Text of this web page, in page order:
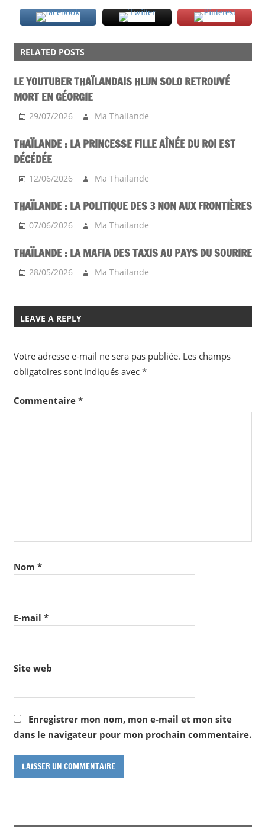
RELATED POSTS
LE YOUTUBER THAÏLANDAIS HLUN SOLO RETROUVÉ
MORT EN GÉORGIE
29/07/2026 Ma Thailande
THAÏLANDE : LA PRINCESSE FILLE AÎNÉE DU ROI EST
DÉCÉDÉE
12/06/2026 Ma Thailande
THAÏLANDE : LA POLITIQUE DES 3 NON AUX FRONTIÈRES
07/06/2026 Ma Thailande
THAÏLANDE : LA MAFIA DES TAXIS AU PAYS DU SOURIRE
28/05/2026 Ma Thailande
LEAVE A REPLY
Votre adresse e-mail ne sera pas publiée. Les champs
obligatoires sont indiqués avec *
Commentaire *
Nom *
E-mail *
Site web
Enregistrer mon nom, mon e-mail et mon site
dans le navigateur pour mon prochain commentaire.